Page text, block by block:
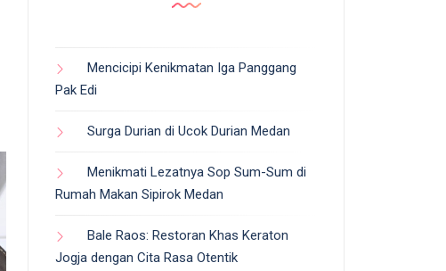
Mencicipi Kenikmatan Iga Panggang
Pak Edi
Surga Durian di Ucok Durian Medan
Menikmati Lezatnya Sop Sum-Sum di
Rumah Makan Sipirok Medan
Bale Raos: Restoran Khas Keraton
Jogja dengan Cita Rasa Otentik